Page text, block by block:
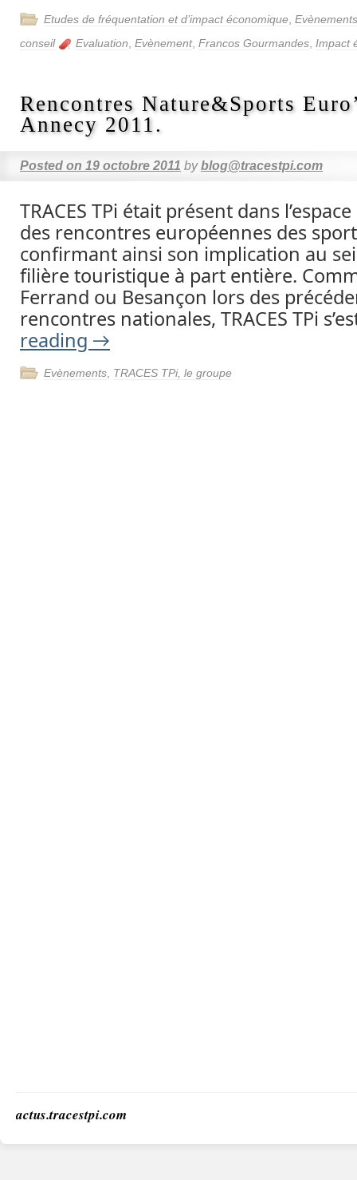
Etudes de fréquentation et d’impact économique Evènements
conseil
Evaluation Evènement, Francos Gourmandes Impact
Rencontres Nature&Sports
Annecy 2011.
Posted on 19 octobre 2011 by blog@tracestpi.com
TRACES TPi était présent dans
des rencontres européennes des
confirmant ainsi son implication au
filière touristique à part entière.
Ferrand ou Besançon lors des
rencontres nationales, TRACES TPi
reading →
Evènements TRACES TPi, le groupe
actus.tracestpi.com